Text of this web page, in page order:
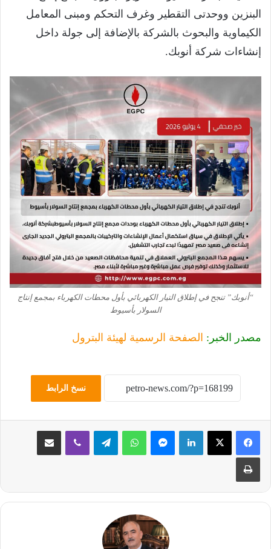
البنزين ووحدتى التقطير وغرف التحكم ومبنى المعامل
الكيماوية والبحوث بالشركة بالإضافة إلى جولة داخل
إنشاءات شركة أنوبك.
“أنوبك” تنجح في إطلاق التيار الكهربائي بأول محطات الكهرباء بمجمع إنتاج
السولار بأسيوط
مصدر الخبر: الصفحة الرسمية لهيئة البترول
نسخ الرابط
لينكدإن ماسنجر واتساب تيلقرام ڤايبر مشاركة عبر البريد
طباعة